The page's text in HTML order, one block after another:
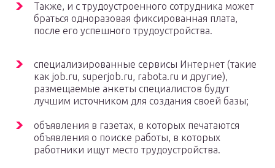
Также, и с трудоустроенного сотрудника может
браться одноразовая фиксированная плата,
после его успешного трудоустройства.
специализированные сервисы Интернет (такие
как job.ru, superjob.ru, rabota.ru и другие),
размещаемые анкеты специалистов будут
лучшим источником для создания своей базы;
объявления в газетах, в которых печатаются
объявления о поиске работы, в которых
работники ищут место трудоустройства.